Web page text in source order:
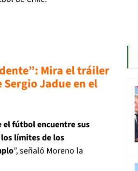
Mira el tráiler
Jadue en el
el fútbol encuentre sus
límites de los
”, señaló Moreno la